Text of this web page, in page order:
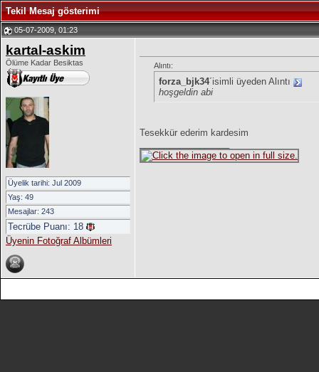
Tekil Mesaj gösterimi
05-07-2009, 01:23
kartal-askim
Ölüme Kadar Besiktas
Üyelik tarihi: Jul 2009
Yaş: 49
Mesajlar: 243
Tecrübe Puanı: 18
Üyenin Fotoğraf Albümleri
Alıntı:
forza_bjk34´isimli üyeden Alıntı
hoşgeldin abi
Tesekkür ederim kardesim